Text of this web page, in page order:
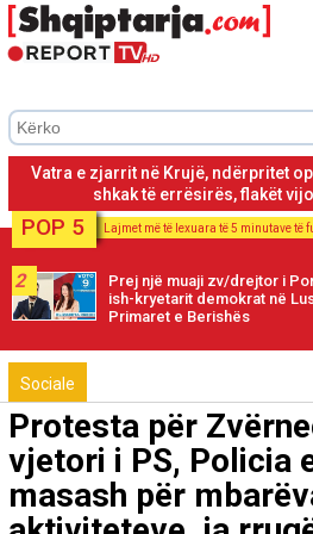
Vatra e zjarrit në Krujë, ndërpritet
shkak të errësirës, flakët
POP 5 Lajmet më të lexuara të 5 minutave të
2
Prej një muaji zv/drejtor i
ish-kryetarit demokrat në
Primaret e Berishës
Sociale
Protesta për
vjetori i PS, Policia
masash për